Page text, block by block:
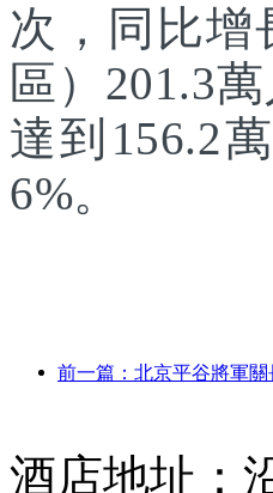
次，同比增
區）201.3
達到156.2
6%。
酒店地址：